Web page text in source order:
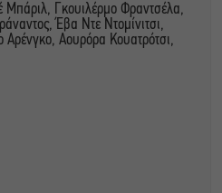
Μπάριλ, Γκουιλέρμο Φραντσέλα,
Έβα Ντε Ντομίνιτσι,
Αρένγκο, Αουρόρα Κουατρότσι,